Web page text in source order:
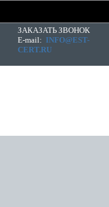
ЗАКАЗАТЬ ЗВОНОК
E-mail: INFO@EST-
CERT.RU